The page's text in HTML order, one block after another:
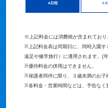
A日程
※上記料金には消費税が含まれており
※上記料金表は同期日に、同時入園す
遠足や修学旅行）に適用されます。(
※優待料金の併用はできません。
※保護者同伴に限り、３歳未満のお子
※各料金・営業時間などは、予告なく